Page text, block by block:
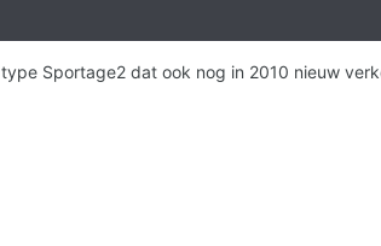
Sportage2 dat ook nog in 2010 nieuw